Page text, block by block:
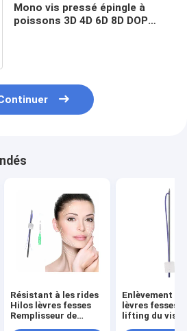
Mono vis pressé épingle à
poissons 3D 4D 6D 8D DOP
Résistant à les rides
Hilos lèvres fesses
Remplisseur de
Enlèvement
lèvres fesses
lifting du